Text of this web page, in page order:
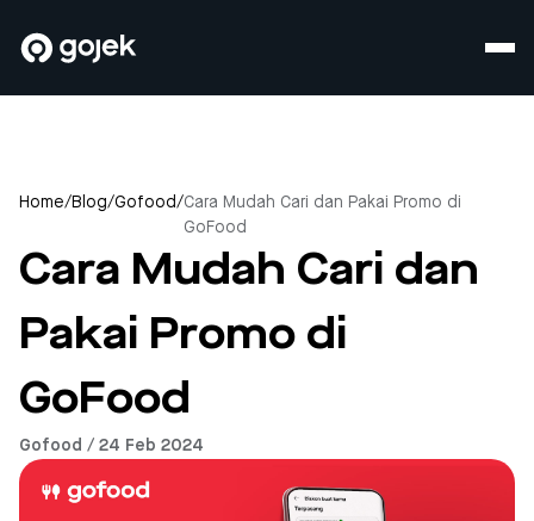
Home/Blog/Gofood/Cara Mudah Cari dan Pakai Promo di
GoFood
Cara Mudah Cari dan
Pakai Promo di
GoFood
Gofood / 24 Feb 2024